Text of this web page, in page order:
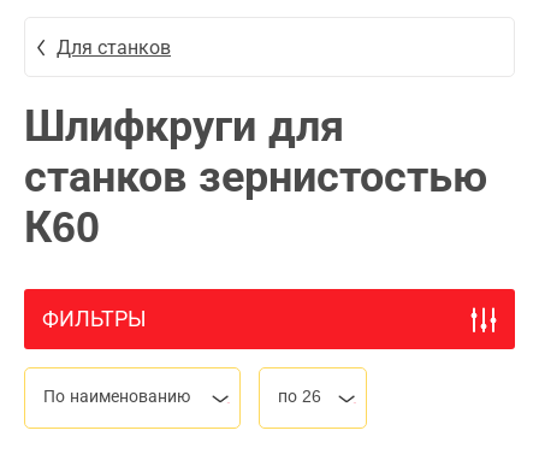
Для станков
Шлифкруги для
станков зернистостью
К60
ФИЛЬТРЫ
По наименованию по 26